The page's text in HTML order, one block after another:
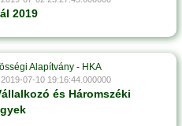
2019
Alapítvány - HKA
07-10 19:16:44.000000
és Háromszéki